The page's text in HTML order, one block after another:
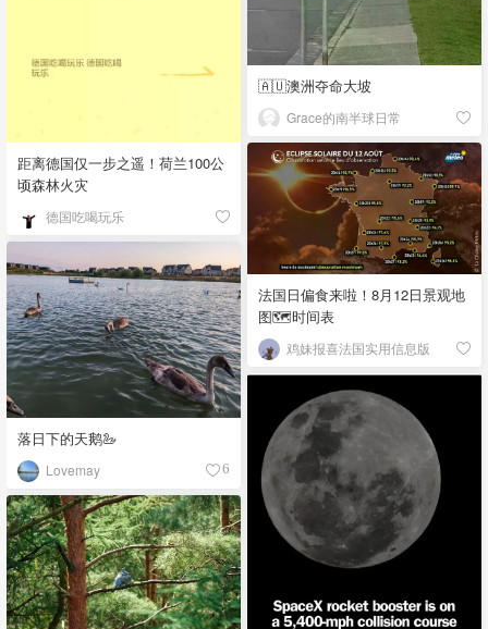
距离德国仅一步之遥！荷兰100公
顷森林火灾
德国吃喝玩乐
🇦🇺澳洲夺命大坡
Grace的南半球日常
法国日偏食来啦！8月12日景观地
图🗺️时间表
鸡妹报喜法国实用信息版
落日下的天鹅🦢
Lovemay 6